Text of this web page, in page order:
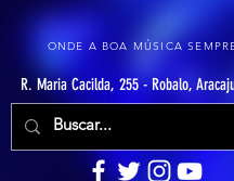
ONDE A BOA MÚSICA
R. Maria Cacilda, 255 - Robalo,